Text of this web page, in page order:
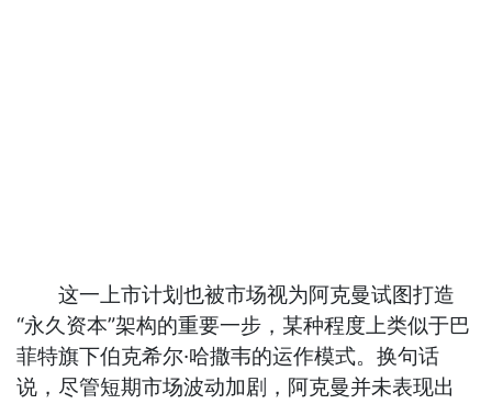
这一上市计划也被市场视为阿克曼试图打造
“永久资本”架构的重要一步，某种程度上类似于巴
菲特旗下伯克希尔·哈撒韦的运作模式。换句话
说，尽管短期市场波动加剧，阿克曼并未表现出